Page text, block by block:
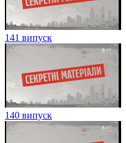
141 випуск
140 випуск